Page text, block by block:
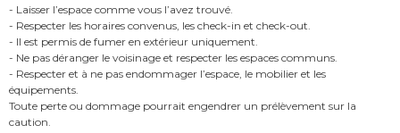
- Laisser l’espace comme vous l’avez trouvé.
- Respecter les horaires convenus, les check-in et check-out.
- Il est permis de fumer en extérieur uniquement.
- Ne pas déranger le voisinage et respecter les espaces communs.
- Respecter et à ne pas endommager l’espace, le mobilier et les
équipements.
Toute perte ou dommage pourrait engendrer un prélèvement sur la
caution.